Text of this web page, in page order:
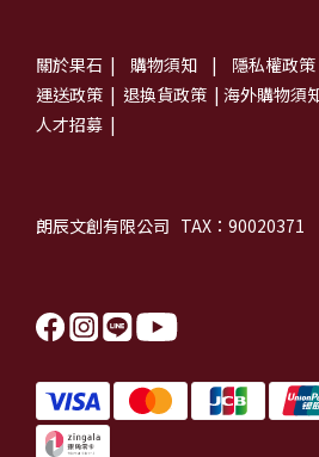
關於果石 | 購物須知 | 隱私權政策
運送政策 | 退換貨政策 | 海外購物須
人才招募 |
朗辰文創有限公司 TAX：90020371